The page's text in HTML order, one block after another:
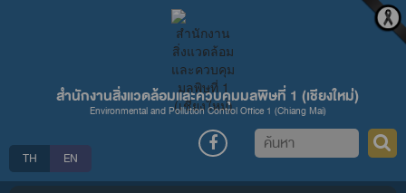
สำนักงานสิ่งแวดล้อมและควบคุมมลพิษที่ 1 (เชียงใหม่่)
Environmental and Pollution Control Office 1 (Chiang Mai)
TH EN
ค้นหา